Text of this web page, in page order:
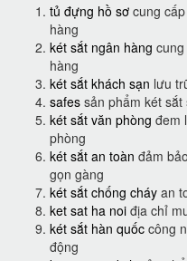
tủ đựng hồ sơ cung
hàng
két sắt ngân hàng
hàng
két sắt khách sạn lưu
safes sản phẩm két
két sắt văn phòng đem
phòng
két sắt an toàn đảm
gọn gàng
két sắt chống cháy an
ket sat ha noi địa chỉ
két sắt hàn quốc công
động